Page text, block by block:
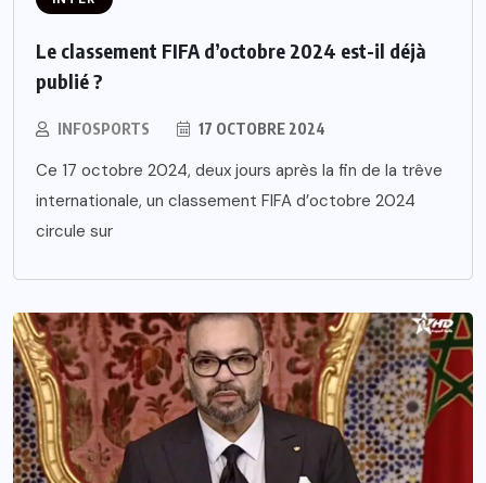
Le classement FIFA d’octobre 2024 est-il déjà
publié ?
INFOSPORTS 17 OCTOBRE 2024
Ce 17 octobre 2024, deux jours après la fin de la trêve
internationale, un classement FIFA d’octobre 2024
circule sur